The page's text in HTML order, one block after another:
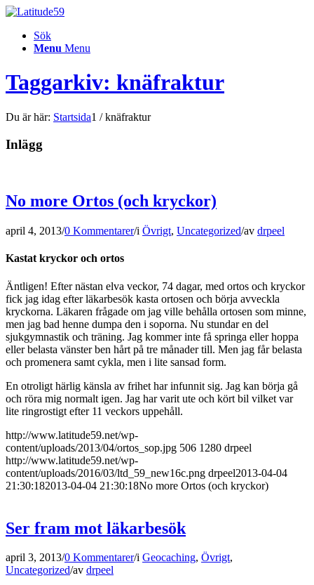
Sök
Menu Menu
Taggarkiv: knäfraktur
Du är här: Startsida1 / knäfraktur
Inlägg
No more Ortos (och kryckor)
april 4, 2013/0 Kommentarer/i Övrigt, Uncategorized/av drpeel
Kastat kryckor och ortos
Äntligen! Efter nästan elva veckor, 74 dagar, med ortos och kryckor
fick jag idag efter läkarbesök kasta ortosen och börja avveckla
kryckorna. Läkaren frågade om jag ville behålla ortosen som minne,
men jag bad henne dumpa den i soporna. Nu stundar en del
sjukgymnastik och träning. Jag kommer inte få springa eller hoppa
eller belasta vänster ben hårt på tre månader till. Men jag får belasta
och promenera samt cykla, men i lite sansad form.
En otroligt härlig känsla av frihet har infunnit sig. Jag kan börja gå
och röra mig normalt igen. Jag har varit ute och kört bil vilket var
lite ringrostigt efter 11 veckors uppehåll.
http://www.latitude59.net/wp-
content/uploads/2013/04/ortos_sop.jpg 506 1280 drpeel
http://www.latitude59.net/wp-
content/uploads/2016/03/ltd_59_new16c.png drpeel2013-04-04
21:30:182013-04-04 21:30:18No more Ortos (och kryckor)
Ser fram mot läkarbesök
april 3, 2013/0 Kommentarer/i Geocaching, Övrigt,
Uncategorized/av drpeel